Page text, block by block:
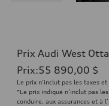
Prix Audi West
Prix:55 890,00 $
Le prix n'inclut pas les taxes et
*Le prix indiqué n’inclut pas
conduire, aux assurances et à